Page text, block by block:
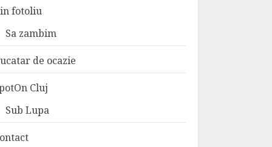
fotoliu
Sa zambim
de ocazie
Cluj
Sub Lupa